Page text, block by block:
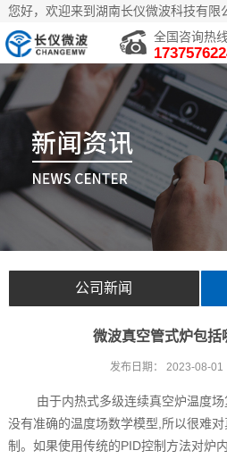
您好，欢迎来到湖南长仪微波科技有限
全国咨询热
公司新闻
微波真空管式炉包括
发布日期： 2023-08-01
由于内热式多级连续真空炉温度
没有准确的温度场数学模型,所以很难
制。如果使用传统的PID控制方法对炉